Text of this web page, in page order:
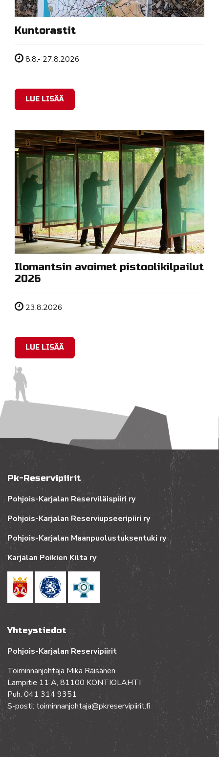
Kuntorastit
Tapahtuman ajankohta
8.8.- 27.8.2026
LUE LISÄÄ
Ilomantsin avoimet pistoolikilpailut
2026
Tapahtuman ajankohta
23.8.2026
LUE LISÄÄ
Pk-Reservipiirit
Pohjois-Karjalan Reserviläispiiri ry
Pohjois-Karjalan Reserviupseeripiiri ry
Pohjois-Karjalan Maanpuolustuksentuki ry
Karjalan Poikien Kilta ry
Yhteystiedot
Pohjois-Karjalan Reservipiirit
Toiminnanjohtaja Mika Räisänen
Lampitie 11 A, 81100 KONTIOLAHTI
Puh. 041 314 9351
S-posti: toiminnanjohtaja@pkreservipiirit.fi